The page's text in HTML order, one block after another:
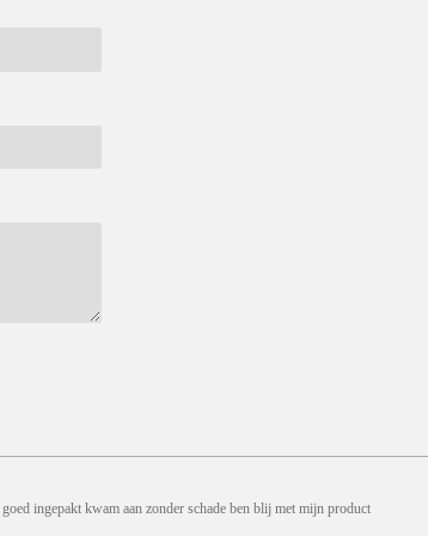
ingepakt kwam aan zonder schade ben blij met mijn product